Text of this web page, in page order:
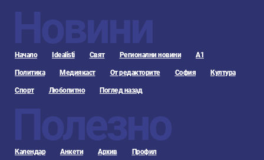
Новини
Начало Idealisti Свят Регионални новини А1
Политика Медиякаст От редакторите София Култура
Спорт Любопитно Поглед назад
Полезно
Календар Анкети Архив Профил